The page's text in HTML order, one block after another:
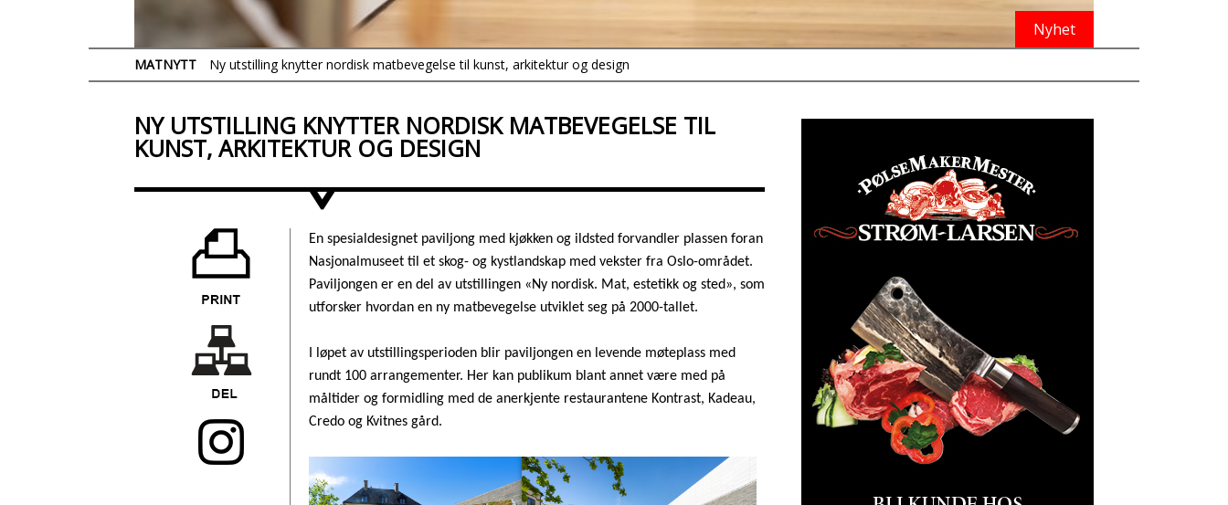
Nyhet
MATNYTT Ny utstilling knytter nordisk matbevegelse til kunst, arkitektur og design
NY UTSTILLING KNYTTER NORDISK MATBEVEGELSE TIL
KUNST, ARKITEKTUR OG DESIGN
>
En spesialdesignet paviljong med kjøkken og ildsted forvandler plassen foran
Nasjonalmuseet til et skog- og kystlandskap med vekster fra Oslo-området.
Paviljongen er en del av utstillingen «Ny nordisk. Mat, estetikk og sted», som
utforsker hvordan en ny matbevegelse utviklet seg på 2000-tallet.
I løpet av utstillingsperioden blir paviljongen en levende møteplass med
rundt 100 arrangementer. Her kan publikum blant annet være med på
måltider og formidling med de anerkjente restaurantene Kontrast, Kadeau,
Credo og Kvitnes gård.